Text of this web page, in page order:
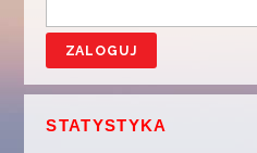
STATYSTYKA